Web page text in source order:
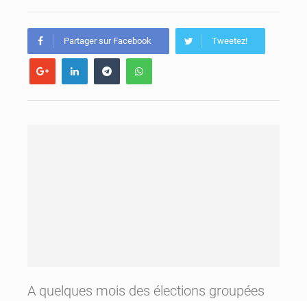
Partager sur Facebook Tweetez!
A quelques mois des élections groupées